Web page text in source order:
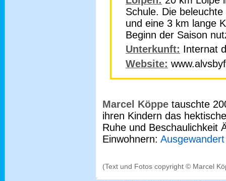
Schule. Die
und eine 3 km lange
Beginn der Saison
Unterkunft: Internat
Website:
Marcel Köppe tauschte
ihren Kindern das
Ruhe und Beschaulichkeit
Einwohnern:
(Text und Fotos copyright © Marcel